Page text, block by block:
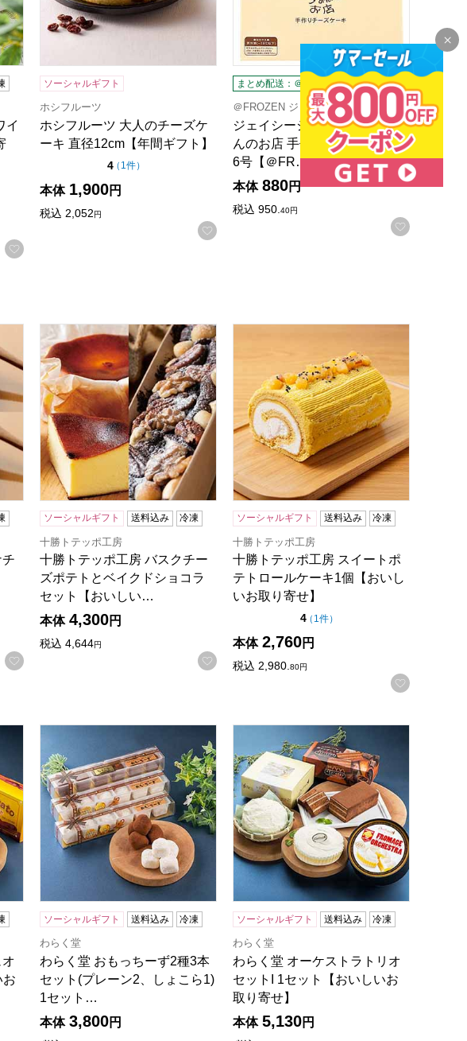
イ
お気に入りに登録する
ソーシャルギフト
ホシフルーツ
ホシフルーツ 大人のチーズケ
ーキ 直径12cm【年間ギフト】
4点（5点満点中）
（ 1件の評価
）
本体 1,900円
税込 2,052円
お気に入りに登録する
まとめ配送：＠FROZEN 冷凍
＠FROZEN ジェイシーシー
ジェイシーシー ワンダおばさ
んのお店 手作りチーズケーキ
6号【＠FR…
本体 880円
税込 950.40円
お気に入
ュラルチーズケーキセット【おいしいお取り寄せ】
お気に入りに登録する
十勝トテッポ工房 バスクチーズポテトとベイクドショコラセット【おいし
ソーシャルギフト 送料込み 冷凍
十勝トテッポ工房
十勝トテッポ工房 バスクチー
ズポテトとベイクドショコラ
セット【おいしい…
本体 4,300円
税込 4,644円
お気に入りに登録する
ソーシャルギフト 送料込み 冷凍
十勝トテッポ工房
十勝トテッポ工房 スイートポ
テトロールケーキ1個【おいし
いお取り寄せ】
4点（5点満点中）
（ 1件の評価
）
本体 2,760円
税込 2,980.80円
お気に入
取り寄せ】
お
わらく堂 おもっちーず2種3本セット(プレーン2、しょこら1)1セット【お
ソーシャルギフト 送料込み 冷凍
わらく堂
わらく堂 おもっちーず2種3本
セット(プレーン2、しょこら1)
1セット…
本体 3,800円
わらく堂 オーケストラトリオセットI 1
ソーシャルギフト 送料込み 冷凍
わらく堂
わらく堂 オーケストラトリオ
セットI 1セット【おいしいお
取り寄せ】
本体 5,130円